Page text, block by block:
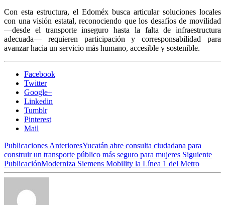
Con esta estructura, el Edoméx busca articular soluciones locales
con una visión estatal, reconociendo que los desafíos de movilidad
—desde el transporte inseguro hasta la falta de infraestructura
adecuada— requieren participación y corresponsabilidad para
avanzar hacia un servicio más humano, accesible y sostenible.
Facebook
Twitter
Google+
Linkedin
Tumblr
Pinterest
Mail
Publicaciones AnterioresYucatán abre consulta ciudadana para
construir un transporte público más seguro para mujeres Siguiente
PublicaciónModerniza Siemens Mobility la Línea 1 del Metro